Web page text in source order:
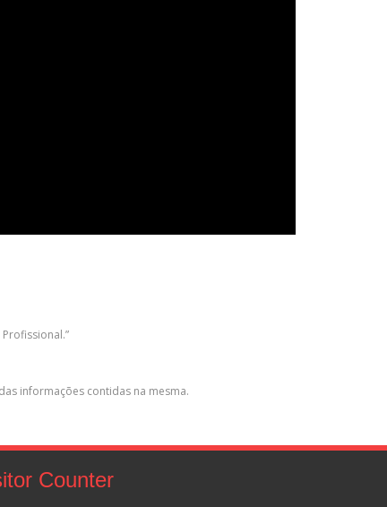
informações contidas na mesma.
Counter